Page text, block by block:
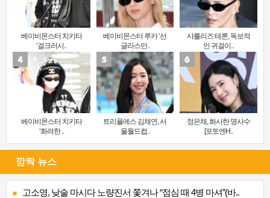
베이비몬스터 치키타
‘걸크러시..
베이비몬스터 루카 ‘선
글라스만..
샤를리즈 테론, 독보적
인 귀걸이..
베이비몬스터 치키타
‘화려한 ..
트리플에스 김채연, 서
울월드컵..
정은채, 화사한 명사수
[포토엔H..
깜짝 뉴스
고소영, 낮술 마시다 노량진서 쫓겨나 “점심 때 4병 마셔”(바..